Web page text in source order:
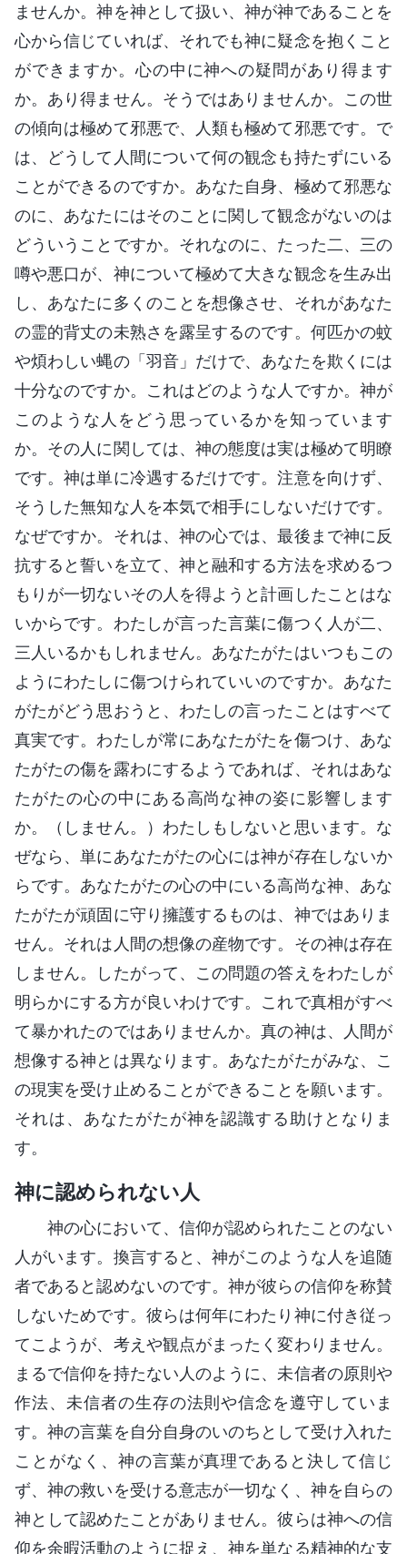
ませんか。神を神として扱い、神が神であることを
心から信じていれば、それでも神に疑念を抱くこと
ができますか。心の中に神への疑問があり得ます
か。あり得ません。そうではありませんか。この世
の傾向は極めて邪悪で、人類も極めて邪悪です。で
は、どうして人間について何の観念も持たずにいる
ことができるのですか。あなた自身、極めて邪悪な
のに、あなたにはそのことに関して観念がないのは
どういうことですか。それなのに、たった二、三の
噂や悪口が、神について極めて大きな観念を生み出
し、あなたに多くのことを想像させ、それがあなた
の霊的背丈の未熟さを露呈するのです。何匹かの蚊
や煩わしい蝿の「羽音」だけで、あなたを欺くには
十分なのですか。これはどのような人ですか。神が
このような人をどう思っているかを知っています
か。その人に関しては、神の態度は実は極めて明瞭
です。神は単に冷遇するだけです。注意を向けず、
そうした無知な人を本気で相手にしないだけです。
なぜですか。それは、神の心では、最後まで神に反
抗すると誓いを立て、神と融和する方法を求めるつ
もりが一切ないその人を得ようと計画したことはな
いからです。わたしが言った言葉に傷つく人が二、
三人いるかもしれません。あなたがたはいつもこの
ようにわたしに傷つけられていいのですか。あなた
がたがどう思おうと、わたしの言ったことはすべて
真実です。わたしが常にあなたがたを傷つけ、あな
たがたの傷を露わにするようであれば、それはあな
たがたの心の中にある高尚な神の姿に影響します
か。（しません。）わたしもしないと思います。な
ぜなら、単にあなたがたの心には神が存在しないか
らです。あなたがたの心の中にいる高尚な神、あな
たがたが頑固に守り擁護するものは、神ではありま
せん。それは人間の想像の産物です。その神は存在
しません。したがって、この問題の答えをわたしが
明らかにする方が良いわけです。これで真相がすべ
て暴かれたのではありませんか。真の神は、人間が
想像する神とは異なります。あなたがたがみな、こ
の現実を受け止めることができることを願います。
それは、あなたがたが神を認識する助けとなりま
す。
神に認められない人
神の心において、信仰が認められたことのない
人がいます。換言すると、神がこのような人を追随
者であると認めないのです。神が彼らの信仰を称賛
しないためです。彼らは何年にわたり神に付き従っ
てこようが、考えや観点がまったく変わりません。
まるで信仰を持たない人のように、未信者の原則や
作法、未信者の生存の法則や信念を遵守していま
す。神の言葉を自分自身のいのちとして受け入れた
ことがなく、神の言葉が真理であると決して信じ
ず、神の救いを受ける意志が一切なく、神を自らの
神として認めたことがありません。彼らは神への信
仰を余暇活動のように捉え、神を単なる精神的な支